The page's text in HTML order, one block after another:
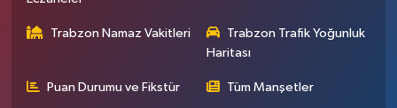
Trabzon Namaz Vakitleri
Trabzon Trafik Yoğunluk
Haritası
Puan Durumu ve Fikstür Tüm Manşetler